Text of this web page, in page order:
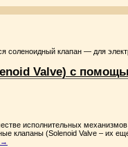
соленоидный клапан — для
Valve) с
исполнительных
клапаны (Solenoid Valve – их
→